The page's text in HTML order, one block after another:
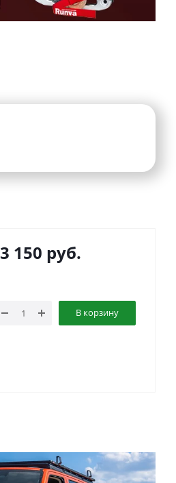
3 150 руб.
В корзину